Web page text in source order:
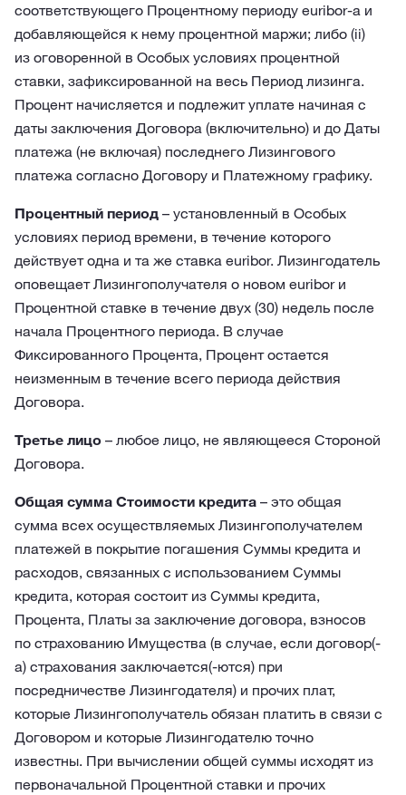
соответствующего Процентному периоду euribor-а и
добавляющейся к нему процентной маржи; либо (ii)
из оговоренной в Особых условиях процентной
ставки, зафиксированной на весь Период лизинга.
Процент начисляется и подлежит уплате начиная с
даты заключения Договора (включительно) и до Даты
платежа (не включая) последнего Лизингового
платежа согласно Договору и Платежному графику.
Процентный период – установленный в Особых
условиях период времени, в течение которого
действует одна и та же ставка euribor. Лизингодатель
оповещает Лизингополучателя о новом euribor и
Процентной ставке в течение двух (30) недель после
начала Процентного периода. В случае
Фиксированного Процента, Процент остается
неизменным в течение всего периода действия
Договора.
Третье лицо – любое лицо, не являющееся Стороной
Договора.
Общая сумма Стоимости кредита – это общая
сумма всех осуществляемых Лизингополучателем
платежей в покрытие погашения Суммы кредита и
расходов, связанных с использованием Суммы
кредита, которая состоит из Суммы кредита,
Процента, Платы за заключение договора, взносов
по страхованию Имущества (в случае, если договор(-
а) страхования заключается(-ются) при
посредничестве Лизингодателя) и прочих плат,
которые Лизингополучатель обязан платить в связи с
Договором и которые Лизингодателю точно
известны. При вычислении общей суммы исходят из
первоначальной Процентной ставки и прочих